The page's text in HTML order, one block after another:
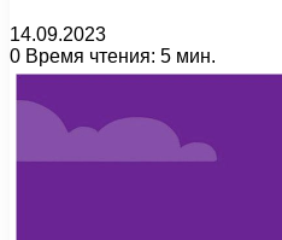
14.09.2023
0 Время чтения: 5 мин.